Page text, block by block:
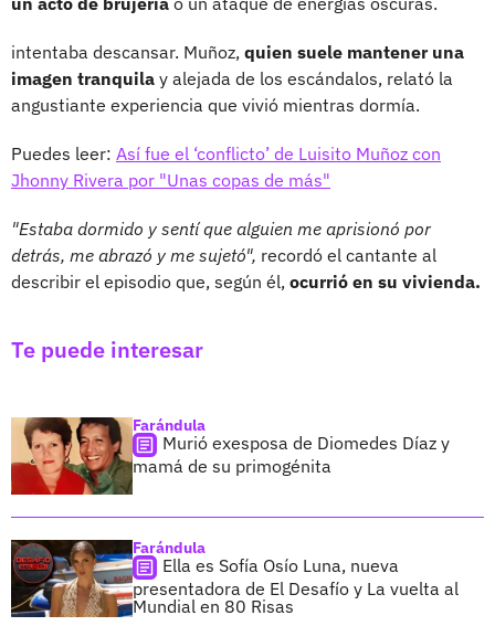
intentaba descansar. Muñoz, quien suele mantener una
imagen tranquila y alejada de los escándalos, relató la
angustiante experiencia que vivió mientras dormía.
Puedes leer: Así fue el ‘conflicto’ de Luisito Muñoz con
Jhonny Rivera por "Unas copas de más"
"Estaba dormido y sentí que alguien me aprisionó por
detrás, me abrazó y me sujetó", recordó el cantante al
describir el episodio que, según él, ocurrió en su vivienda.
Te puede interesar
Farándula
Murió exesposa de Diomedes Díaz y
mamá de su primogénita
Farándula
Ella es Sofía Osío Luna, nueva
presentadora de El Desafío y La vuelta al
Mundial en 80 Risas